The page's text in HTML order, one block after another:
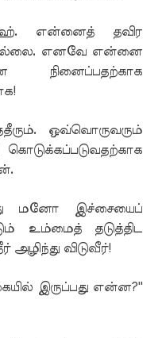
என்னைத் தவிர
எனவே என்னை
நினைப்பதற்காக
ஒவ்வொருவரும்
மனோ இச்சையைப்
உம்மைத் தடுத்திட
விடுவீர்!
இருப்பது என்ன?''